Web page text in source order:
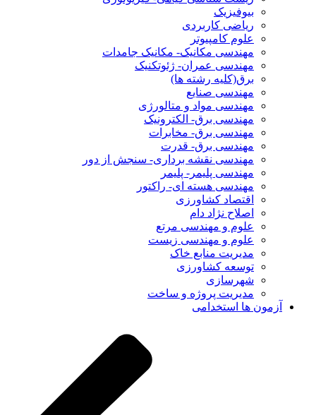
بیوفیزیک
ریاضی کاربردی
علوم کامپیوتر
مهندسی مکانیک- مکانیک جامدات
مهندسی عمران- ژئوتکنیک
برق(کلیه رشته ها)
مهندسی صنایع
مهندسی مواد و متالورژی
مهندسی برق- الکترونیک
مهندسی برق- مخابرات
مهندسی برق- قدرت
مهندسی نقشه برداری- سنجش از دور
مهندسی پلیمر- پلیمر
مهندسی هسته ای- راکتور
اقتصاد کشاورزی
اصلاح نژاد دام
علوم و مهندسی مرتع
علوم و مهندسی زیست
مدیریت منابع خاک
توسعه کشاورزی
شهرسازی
مدیریت پروژه و ساخت
آزمون ها استخدامی